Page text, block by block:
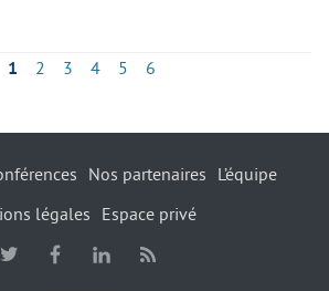
1 2 3 4 5 6
Nos partenaires
L’équipe
légales
Espace privé